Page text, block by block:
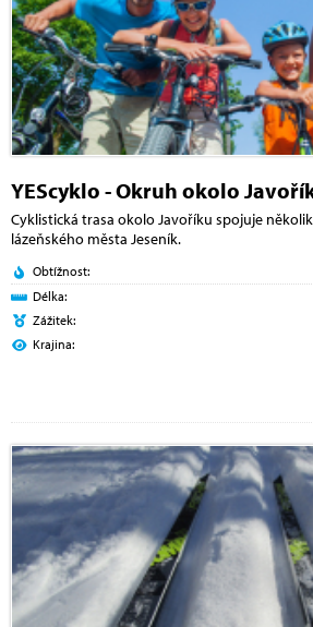
YEScyklo - Okruh okolo
Cyklistická trasa okolo Javoříku spojuje
lázeňského města Jeseník.
Obtížnost:
Délka:
Zážitek:
Krajina: